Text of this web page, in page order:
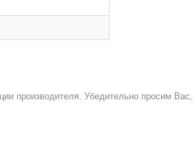
производителя. Убедительно просим Вас,